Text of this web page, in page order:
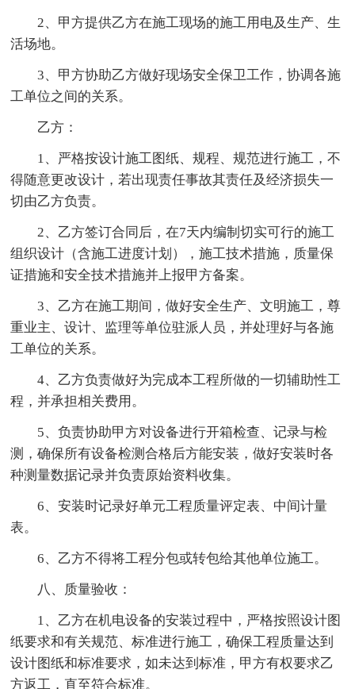
2、甲方提供乙方在施工现场的施工用电及生产、生
活场地。
3、甲方协助乙方做好现场安全保卫工作，协调各施
工单位之间的关系。
乙方：
1、严格按设计施工图纸、规程、规范进行施工，不
得随意更改设计，若出现责任事故其责任及经济损失一
切由乙方负责。
2、乙方签订合同后，在7天内编制切实可行的施工
组织设计（含施工进度计划），施工技术措施，质量保
证措施和安全技术措施并上报甲方备案。
3、乙方在施工期间，做好安全生产、文明施工，尊
重业主、设计、监理等单位驻派人员，并处理好与各施
工单位的关系。
4、乙方负责做好为完成本工程所做的一切辅助性工
程，并承担相关费用。
5、负责协助甲方对设备进行开箱检查、记录与检
测，确保所有设备检测合格后方能安装，做好安装时各
种测量数据记录并负责原始资料收集。
6、安装时记录好单元工程质量评定表、中间计量
表。
6、乙方不得将工程分包或转包给其他单位施工。
八、质量验收：
1、乙方在机电设备的安装过程中，严格按照设计图
纸要求和有关规范、标准进行施工，确保工程质量达到
设计图纸和标准要求，如未达到标准，甲方有权要求乙
方返工，直至符合标准。